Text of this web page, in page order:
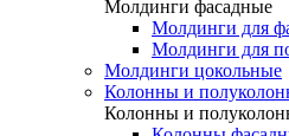
Молдинги фасадные
Молдинги для
Молдинги для
Молдинги цокольные
Колонны и
Колонны и